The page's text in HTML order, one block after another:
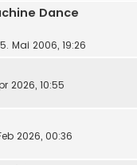
Dance
Mai 2006, 19:26
2026, 10:55
2026, 00:36